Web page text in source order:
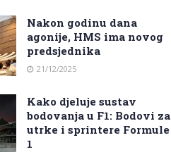
Nakon godinu dana
agonije, HMS ima novog
predsjednika
21/12/2025
Kako djeluje sustav
bodovanja u F1: Bodovi za
utrke i sprintere Formule
1